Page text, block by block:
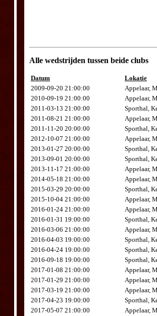
Alle wedstrijden tussen beide clubs
Datum Lokatie
2009-09-20 21:00:00
Appelaar,
2010-09-19 21:00:00
Appelaar,
2011-03-13 21:00:00
Sporthal,
2011-08-21 21:00:00
Appelaar,
2011-11-20 20:00:00
Sporthal,
2012-10-07 21:00:00
Appelaar,
2013-01-27 20:00:00
Sporthal,
2013-09-01 20:00:00
Sporthal,
2013-11-17 21:00:00
Appelaar,
2014-05-18 21:00:00
Appelaar,
2015-03-29 20:00:00
Sporthal,
2015-10-04 21:00:00
Appelaar,
2016-01-24 21:00:00
Appelaar,
2016-01-31 19:00:00
Sporthal,
2016-03-06 21:00:00
Appelaar,
2016-04-03 19:00:00
Sporthal,
2016-04-24 19:00:00
Sporthal,
2016-09-18 19:00:00
Sporthal,
2017-01-08 21:00:00
Appelaar,
2017-01-29 21:00:00
Appelaar,
2017-03-19 21:00:00
Appelaar,
2017-04-23 19:00:00
Sporthal,
2017-05-07 21:00:00
Appelaar,